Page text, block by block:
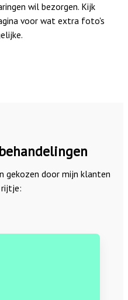
wil bezorgen. Kijk
voor wat extra foto's
gekozen door mijn klanten
rijtje: